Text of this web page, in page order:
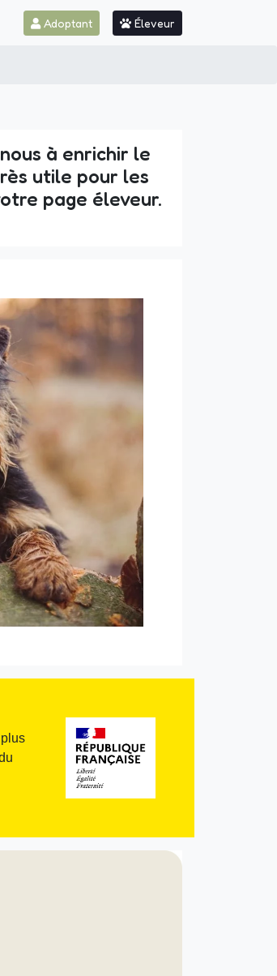
Adoptant Éleveur
à enrichir le
utile pour les
page éleveur.